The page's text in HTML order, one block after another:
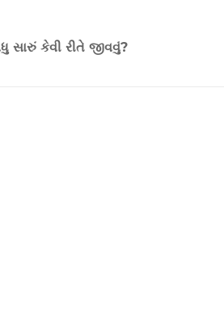
સારું કેવી રીતે જીવવું?